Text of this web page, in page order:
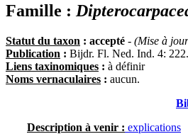
Famille :
Statut du taxon : accepté - (Mise à
Publication : Bijdr. Fl. Ned. Ind. 4:
Liens taxinomiques : à définir
Noms vernaculaires : aucun.
Description à venir : explications